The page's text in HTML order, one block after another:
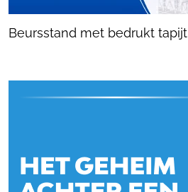
Beursstand met bedrukt tapijt